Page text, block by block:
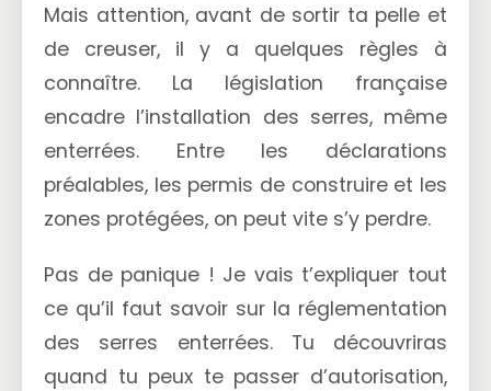
Mais attention, avant de sortir ta pelle et
de creuser, il y a quelques règles à
connaître. La législation française
encadre l’installation des serres, même
enterrées. Entre les déclarations
préalables, les permis de construire et les
zones protégées, on peut vite s’y perdre.
Pas de panique ! Je vais t’expliquer tout
ce qu’il faut savoir sur la réglementation
des serres enterrées. Tu découvriras
quand tu peux te passer d’autorisation,